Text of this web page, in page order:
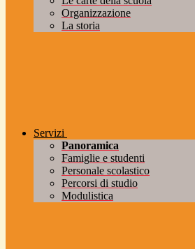
Organizzazione
La storia
Servizi
Panoramica
Famiglie e studenti
Personale scolastico
Percorsi di studio
Modulistica